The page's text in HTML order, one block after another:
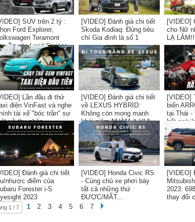
SUV trên 2 tỷ :
Ford Explorer,
Teramont
Toyota Land Cruiser
[VIDEO] Đánh giá chi tiết
Skoda Kodiaq: Đúng tiêu
chí Gia đình là số 1
[VIDEO]
cho Nữ
LẠ LẮM!!
Lần đầu đi thử
điện VinFast và nghe
tài xế "bóc trần" sự
về thu nhập...
[VIDEO] Đánh giá chi tiết
về LEXUS HYBRID:
Không còn mong manh
khái niệm NHÀM & VUI...
[VIDEO]
biến
tại Thái -
bất ngờ
Đánh giá chi tiết
nhược điểm của
Forester i-S
2023
[VIDEO] Honda Civic RS
- Cùng chủ xe phơi bày
tất cả những thứ
ĐƯỢC/MẤT...
[VIDEO]
2023:
thay đổi
1 / 7 1 2 3 4 5 6 7